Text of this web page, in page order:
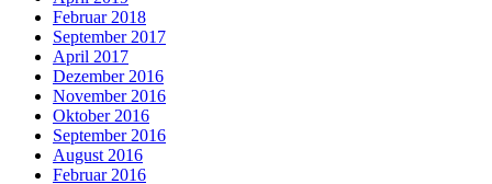
Februar 2018
September 2017
April 2017
Dezember 2016
November 2016
Oktober 2016
September 2016
August 2016
Februar 2016